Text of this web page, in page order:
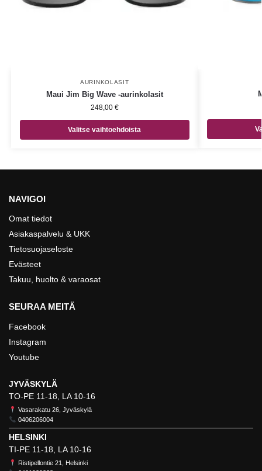
AURINKOLASIT
Maui Jim Big Wave -aurinkolasit
248,00 €
Valitse vaihtoehdoista
NAVIGOI
Omat tiedot
Asiakaspalvelu & UKK
Tietosuojaseloste
Evästeet
Takuu, huolto & varaosat
SEURAA MEITÄ
Facebook
Instagram
Youtube
JYVÄSKYLÄ
TO-PE 11-18, LA 10-16
Vasarakatu 26, Jyväskylä
0406206004
HELSINKI
TI-PE 11-18, LA 10-16
Ristipellontie 21, Helsinki